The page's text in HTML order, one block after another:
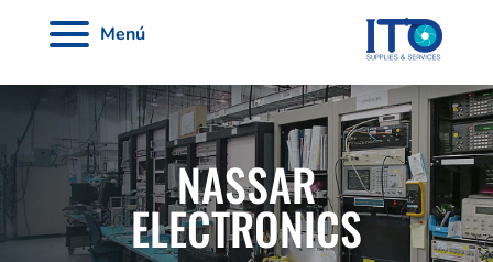
Menú
NASSAR
ELECTRONICS